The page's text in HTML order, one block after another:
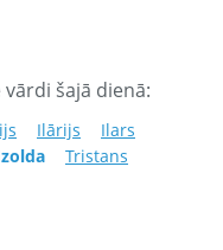
šajā dienā:
Ilārijs
Ilars
Tristans